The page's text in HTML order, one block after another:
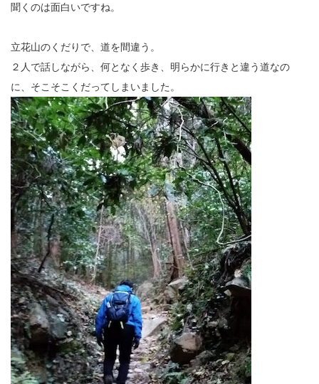
聞くのは面白いですね。
立花山のくだりで、道を間違う。
２人で話しながら、何となく歩き、明らかに行きと違う道なの
に、そこそこくだってしまいました。